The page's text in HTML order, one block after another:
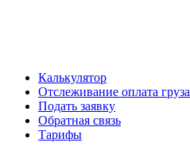
Калькулятор
Отслеживание оплата груза
Подать заявку
Обратная связь
Тарифы